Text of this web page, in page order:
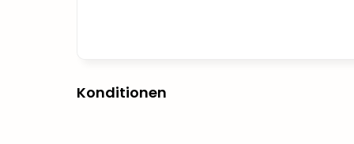
Konditionen